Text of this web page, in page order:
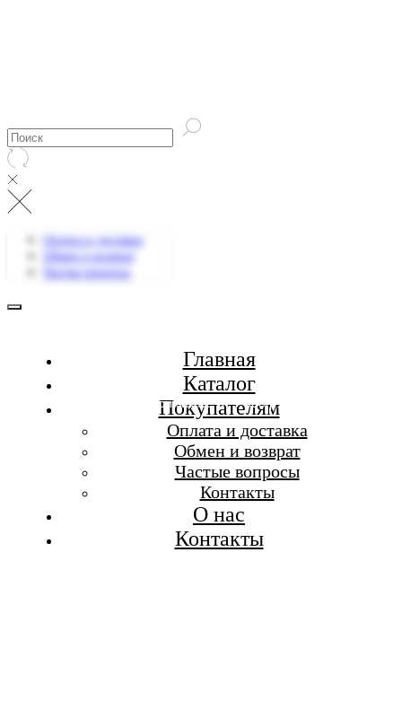
Бесплатная доставка при заказе от 7 000 р.
Оплата и доставка
Обмен и возврат
Частые вопросы
Главная
Каталог
Покупателям
Оплата и доставка
Обмен и возврат
Частые вопросы
Контакты
О нас
Контакты